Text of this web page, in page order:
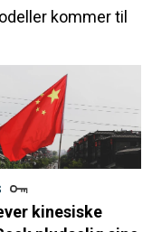
kommer til
kinesiske